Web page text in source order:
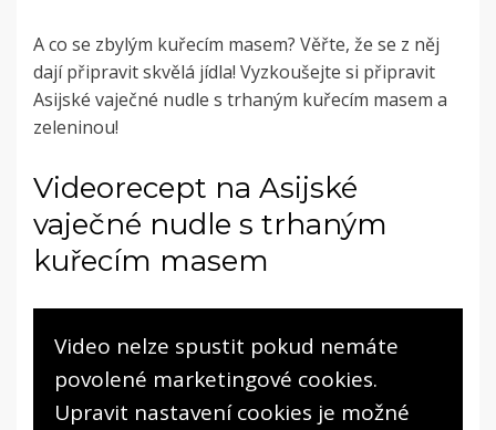
A co se zbylým kuřecím masem? Věřte, že se z něj
dají připravit skvělá jídla! Vyzkoušejte si připravit
Asijské vaječné nudle s trhaným kuřecím masem a
zeleninou!
Videorecept na Asijské
vaječné nudle s trhaným
kuřecím masem
Video nelze spustit pokud nemáte
povolené marketingové cookies.
Upravit nastavení cookies je možné